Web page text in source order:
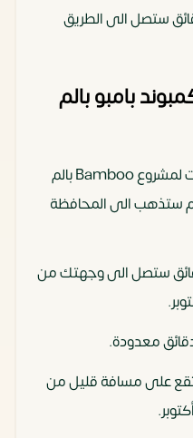
ستصل الى الطريق
بامبو بالم
من اقرب المحافظات لمشروع Bamboo بالم
ستذهب الى المحافظة
ستصل الى وجهتك من
معدودة.
على مسافة قليل من